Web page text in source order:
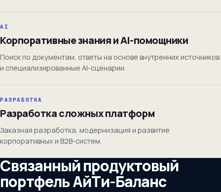
AI
Корпоративные знания и AI-помощники
Поиск по документам, ответы на основе внутренних источников
и специализированные AI-сценарии.
РАЗРАБОТКА
Разработка сложных платформ
Заказная разработка, модернизация и развитие
корпоративных и B2B-систем.
Связанный продуктовый
портфель АйТи-Баланс